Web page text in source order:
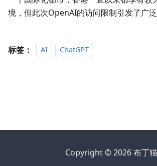
境，但此次OpenAI的访问限制引发了广泛
标签： AI ChatGPT
Copyright © 2026 布丁